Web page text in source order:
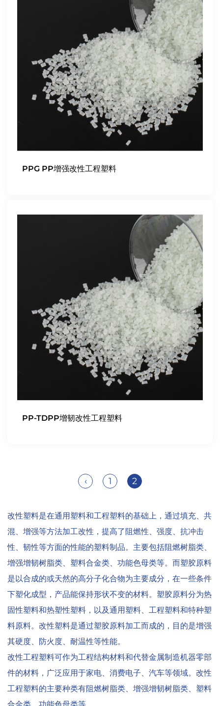
PPG PP增强改性工程塑料
PP-TDPP增韧改性工程塑料
‹ 1 2
改性塑料是在通用塑料和工程塑料的基础上，通过填充、共
混、增强等方法加工改性，提高了阻燃性、强度、抗冲击
性、韧性等方面的性能的塑料制品。主要包括阻燃树脂类、
增强增韧树脂类、塑料合金类、功能色母类等。而塑胶原料
是以合成的或天然的高分子化合物为主要成分，在一些条件
下塑化成型，产品能保持形状不变的材料。塑胶原料分为热
固性塑料和热塑性塑料，以及通用塑料、工程塑料和特种塑
料原料。改性塑料是通过塑胶原料加工而成的，目的是增强
其硬度、防火度、耐温性等性能。
改性工程塑料可作为工程结构材料和代替金属制造机器零部
件的材料，广泛应用于家电、消费电子、汽车等领域。改性
工程塑料的主要种类有阻燃树脂类、增强增韧树脂类、塑料